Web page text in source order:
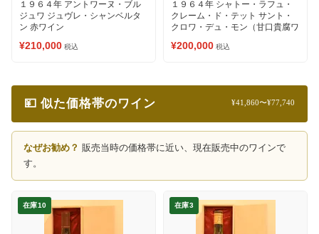
１９６４年 アントワーヌ・ブル
ジュワ ジュヴレ・シャンベルタ
ン 赤ワイン
¥210,000 税込
１９６４年 シャトー・ラフュ・
クレーム・ド・テット サント・
クロワ・デュ・モン（甘口貴腐ワ
¥200,000 税込
💴 似た価格帯のワイン ¥41,860〜¥77,740
なぜお勧め？ 販売当時の価格帯に近い、現在販売中のワインで
す。
在庫10 在庫3